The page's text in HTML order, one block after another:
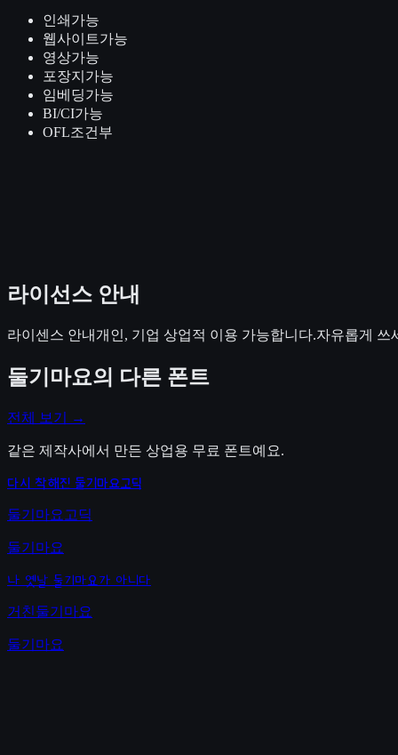
인쇄 가능
웹사이트가능
영상가능
포장지 가능
임베딩가능
BI/CI가능
OFL조건부
라이선스 안내
라이센스 안내개인, 기업 상업적 이용 가능합니다.자유롭게 쓰
둘기마요의 다른 폰트
전체 보기 →
같은 제작사에서 만든 상업용 무료 폰트예요.
다시 착해진 둘기마요고딕
둘기마요고딕
둘기마요
나 옛날 둘기마요가 아니다
거친둘기마요
둘기마요